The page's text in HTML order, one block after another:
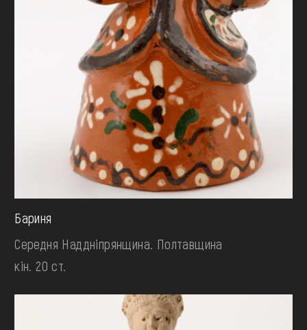
Бариня
Середня Наддніпрянщина. Полтавщина
кін. 20 ст.